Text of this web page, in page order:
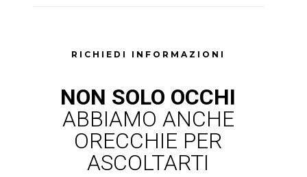
RICHIEDI INFORMAZIONI
NON SOLO OCCHI
ABBIAMO ANCHE
ORECCHIE PER
ASCOLTARTI